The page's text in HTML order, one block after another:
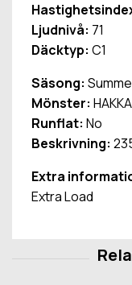
Ljudnivå: 71
Däcktyp: C1
Säsong:
Mönster:
Runflat: No
Beskrivning:
Extra
Extra Load